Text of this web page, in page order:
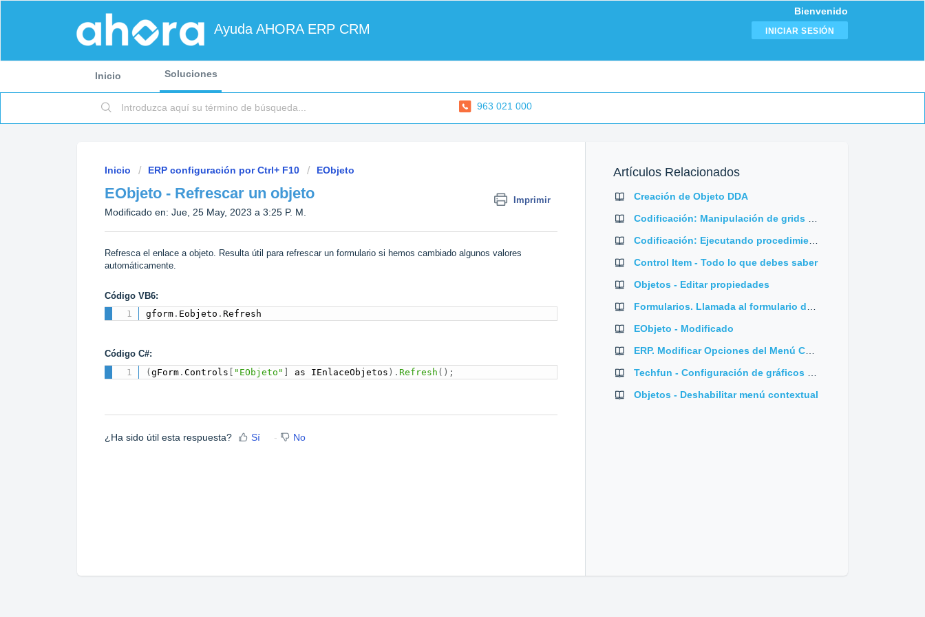
Ayuda AHORA ERP CRM
Bienvenido
INICIAR SESIÓN
Inicio Soluciones
963 021 000
Inicio ERP configuración por Ctrl+ F10 EObjeto
EObjeto - Refrescar un objeto Imprimir
Modificado en: Jue, 25 May, 2023 a 3:25 P. M.
Refresca el enlace a objeto. Resulta útil para refrescar un formulario si hemos cambiado algunos valores
automáticamente.
Código VB6:
gform . Eobjeto .Refresh
Código C#:
(gForm .Controls [ "EObjeto" ] as IEnlaceObjetos ) .Refresh ( ) ;
¿Ha sido útil esta respuesta? Sí No
Artículos Relacionados
Creación de Objeto DDA
Control Item - Todo lo que debes saber
Objetos - Editar propiedades
EObjeto - Modificado
Objetos - Deshabilitar menú contextual